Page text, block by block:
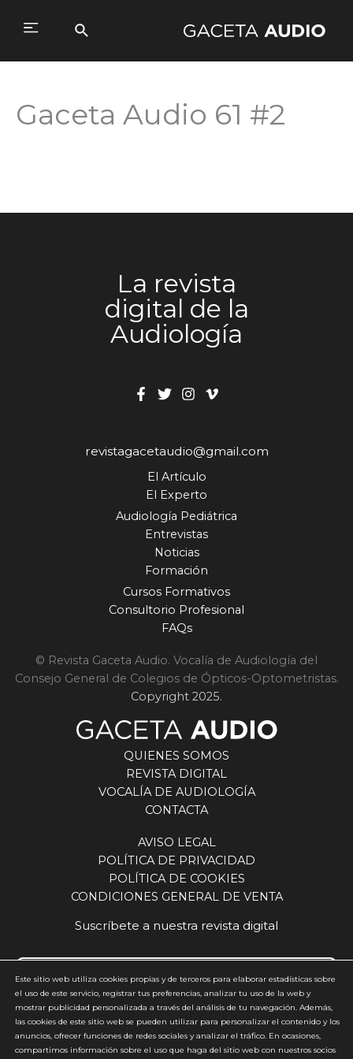
Buscar
Gaceta Audio 61 #2
La revista
digital de la
Audiología
revistagacetaudio@gmail.com
El Artículo
El Experto
Audiología Pediátrica
Entrevistas
Noticias
Formación
Cursos Formativos
Consultorio Profesional
FAQs
© Revista Gaceta Audio. Vocalía de Audiología del
Consejo General de Colegios de Ópticos-Optometristas.
Copyright 2025.
QUIENES SOMOS
REVISTA DIGITAL
VOCALÍA DE AUDIOLOGÍA
CONTACTA
AVISO LEGAL
POLÍTICA DE PRIVACIDAD
POLÍTICA DE COOKIES
CONDICIONES GENERAL DE VENTA
Suscríbete a nuestra revista digital
Acepto y estoy de acuerdo con lapolítica de privacidad(requerido)
*
Este sitio web utiliza cookies propias y de terceros para elaborar estadísticas sobre
el uso de este servicio, registrar tus preferencias, analizar tu uso de la web y
mostrar publicidad personalizada a través del análisis de tu navegación. Además,
las cookies de este sitio web se pueden utilizar para personalizar el contenido y los
anuncios, ofrecer funciones de redes sociales y analizar el tráfico. En ocasiones,
compartimos información sobre el uso que haga del sitio web con nuestros socios